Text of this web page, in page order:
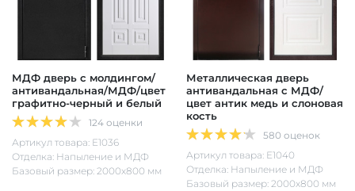
МДФ дверь с молдингом/
антивандальная/МДФ/цвет
графитно-черный и белый
124 оценки
Артикул товара: Е1036
Отделка: Напыление и МДФ
Базовый размер: 2000х800 мм
Металлическая дверь
антивандальная с МДФ/
цвет антик медь и слоновая
кость
580 оценок
Артикул товара: Е1040
Отделка: Напыление и МДФ
Базовый размер: 2000х800 мм